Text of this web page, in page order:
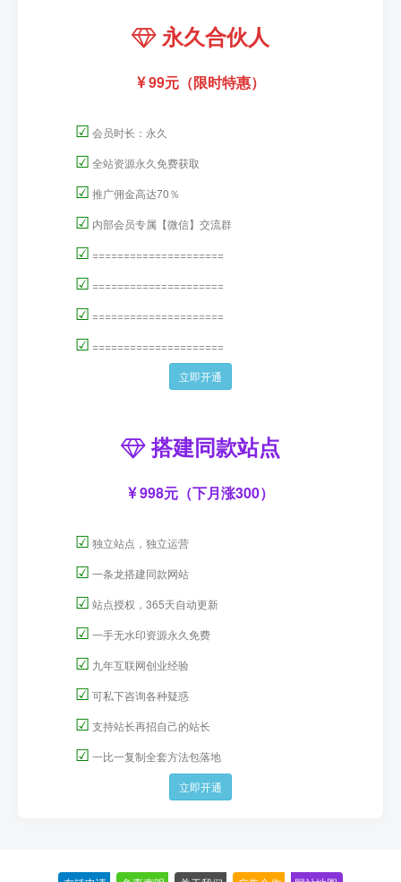
永久合伙人
99元（限时特惠）
☑ 会员时长：永久
☑ 全站资源永久免费获取
☑ 推广佣金高达70％
☑ 内部会员专属【微信】交流群
☑ =====================
☑ =====================
☑ =====================
☑ =====================
立即开通
搭建同款站点
998元（下月涨300）
☑ 独立站点，独立运营
☑ 一条龙搭建同款网站
☑ 站点授权，365天自动更新
☑ 一手无水印资源永久免费
☑ 九年互联网创业经验
☑ 可私下咨询各种疑惑
☑ 支持站长再招自己的站长
☑ 一比一复制全套方法包落地
立即开通